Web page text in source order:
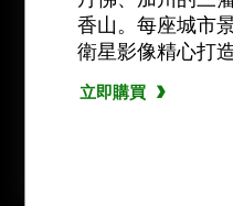
香山。每座城市
衛星影像精心打造
立即購買
立即購買